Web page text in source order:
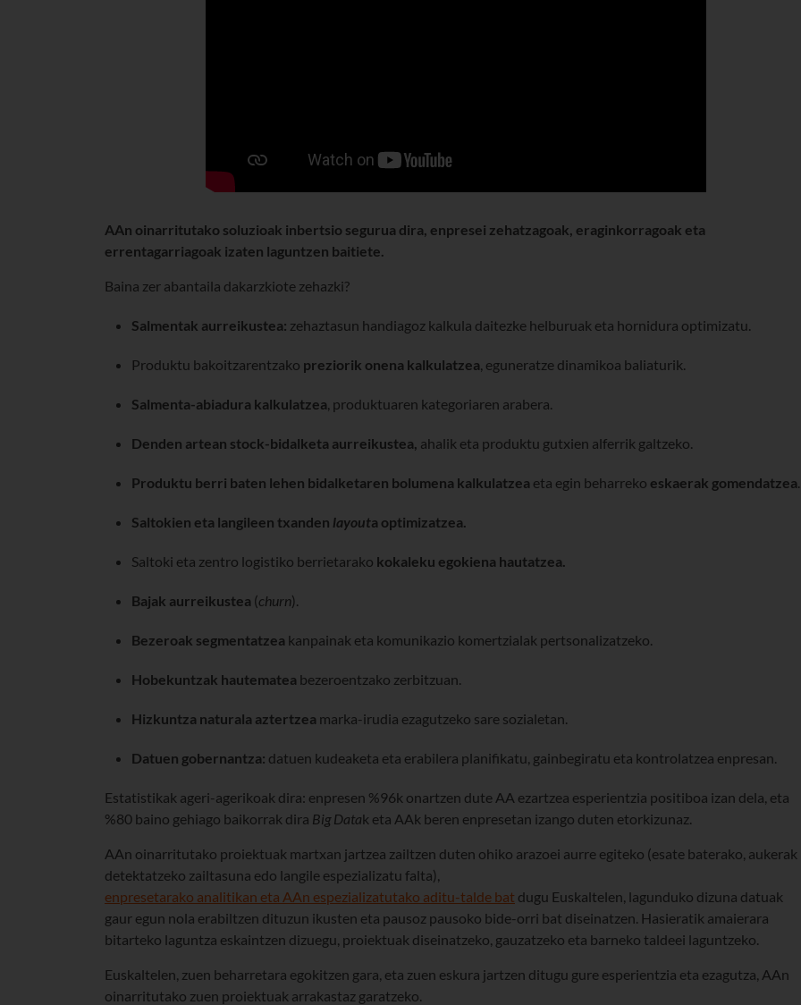
AAn oinarritutako soluzioak inbertsio segurua dira, enpresei zehatzagoak, eraginkorragoak eta
errentagarriagoak izaten laguntzen baitiete.
Baina zer abantaila dakarzkiote zehazki?
Salmentak aurreikustea: zehaztasun handiagoz kalkula daitezke helburuak eta hornidura optimizatu.
Produktu bakoitzarentzako preziorik onena kalkulatzea , eguneratze dinamikoa baliaturik.
Salmenta-abiadura kalkulatzea , produktuaren kategoriaren arabera.
Denden artean stock-bidalketa aurreikustea, ahalik eta produktu gutxien alferrik galtzeko.
Produktu berri baten lehen bidalketaren bolumena kalkulatzea eta egin beharreko eskaerak gomendatzea
Saltokien eta langileen txanden layouta optimizatzea.
Saltoki eta zentro logistiko berrietarako kokaleku egokiena hautatzea.
Bajak aurreikustea (churn).
Bezeroak segmentatzea kanpainak eta komunikazio komertzialak pertsonalizatzeko.
Hobekuntzak hautematea bezeroentzako zerbitzuan.
Hizkuntza naturala aztertzea marka-irudia ezagutzeko sare sozialetan.
Datuen gobernantza: datuen kudeaketa eta erabilera planifikatu, gainbegiratu eta kontrolatzea enpresan.
Estatistikak ageri-agerikoak dira: enpresen %96k onartzen dute AA ezartzea esperientzia positiboa izan dela, eta
%80 baino gehiago baikorrak dira Big Datak eta AAk beren enpresetan izango duten etorkizunaz.
AAn oinarritutako proiektuak martxan jartzea zailtzen duten ohiko arazoei aurre egiteko (esate baterako, aukerak
detektatzeko zailtasuna edo langile espezializatu falta),
enpresetarako analitikan eta AAn espezializatutako aditu-talde bat dugu Euskaltelen, lagunduko dizuna datuak
gaur egun nola erabiltzen dituzun ikusten eta pausoz pausoko bide-orri bat diseinatzen. Hasieratik amaierara
bitarteko laguntza eskaintzen dizuegu, proiektuak diseinatzeko, gauzatzeko eta barneko taldeei laguntzeko.
Euskaltelen, zuen beharretara egokitzen gara, eta zuen eskura jartzen ditugu gure esperientzia eta ezagutza, AAn
oinarritutako zuen proiektuak arrakastaz garatzeko.